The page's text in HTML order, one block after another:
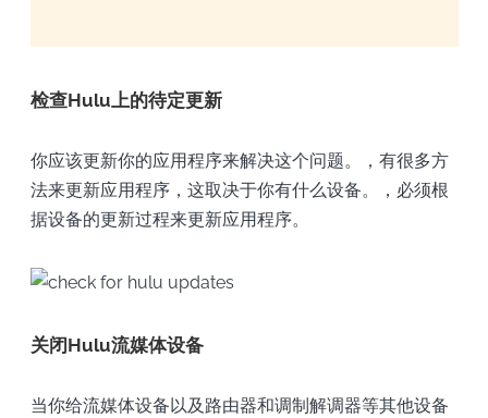
检查Hulu上的待定更新
你应该更新你的应用程序来解决这个问题。，有很多方
法来更新应用程序，这取决于你有什么设备。，必须根
据设备的更新过程来更新应用程序。
关闭Hulu流媒体设备
当你给流媒体设备以及路由器和调制解调器等其他设备